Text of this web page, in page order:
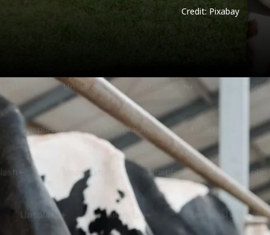
Credit: Pixabay